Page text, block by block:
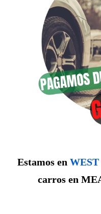
Estamos en
carros en